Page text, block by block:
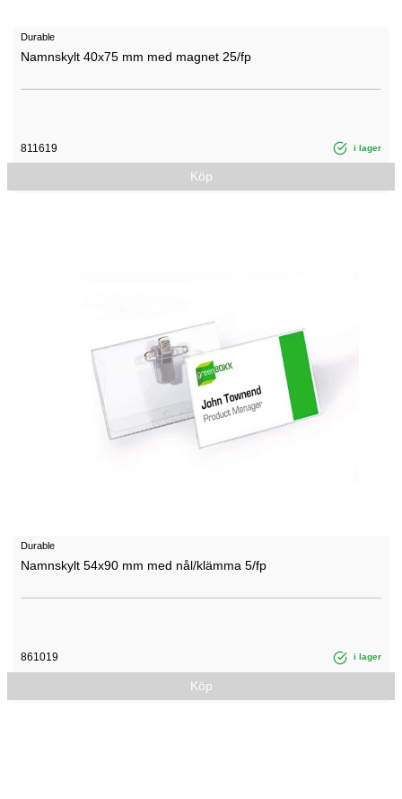
Durable
Namnskylt 40x75 mm med magnet 25/fp
811619 i lager
Köp
Durable
Namnskylt 54x90 mm med nål/klämma 5/fp
861019 i lager
Köp